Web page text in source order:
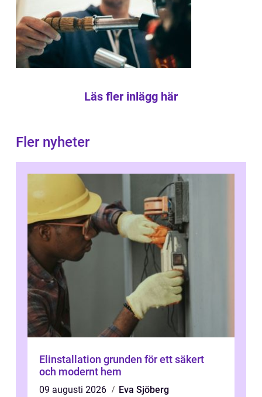
Läs fler inlägg här
Fler nyheter
Elinstallation grunden för ett säkert
och modernt hem
09 augusti 2026
Eva Sjöberg